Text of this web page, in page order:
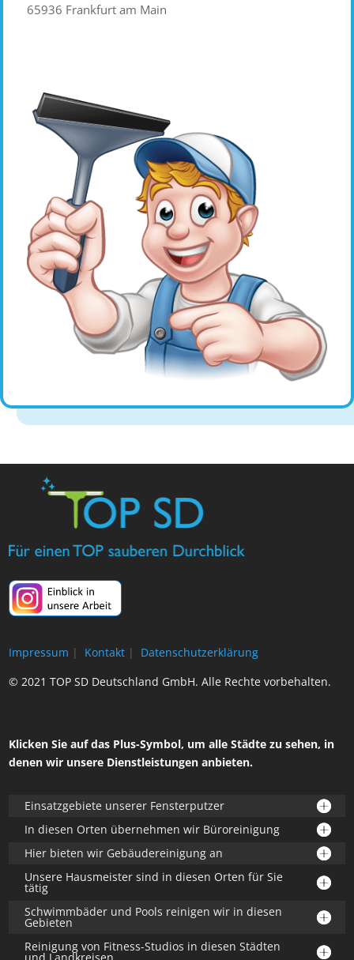
65936 Frankfurt am Main
Impressum | Kontakt |
Datenschutzerklärung
© 2021 TOP SD Deutschland GmbH. Alle Rechte vorbehalten.
Klicken Sie auf das Plus-Symbol, um alle Städte zu sehen, in
denen wir unsere Dienstleistungen anbieten.
Einsatzgebiete unserer Fensterputzer
In diesen Orten übernehmen wir Büroreinigung
Hier bieten wir Gebäudereinigung an
Unsere Hausmeister sind in diesen Orten für Sie
tätig
Schwimmbäder und Pools reinigen wir in diesen
Gebieten
Reinigung von Fitness-Studios in diesen Städten
und Landkreisen